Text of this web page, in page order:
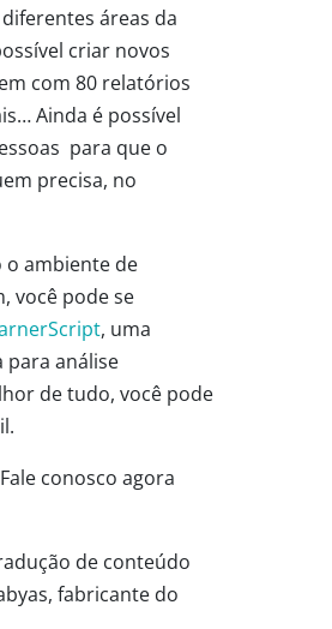
áreas da
criar novos
com 80 relatórios
Ainda é possível
para que o
precisa, no
o ambiente de
você pode se
, uma
para análise
de tudo, você pode
conosco agora
de conteúdo
fabricante do